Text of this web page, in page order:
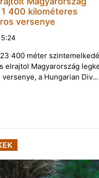
400 kilométeres
versenye
400 méter
elrajtol Magyarország
a Hungarian Div…